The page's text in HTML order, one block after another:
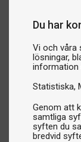
Du har
Vi och våra
lösningar,
information
Statistiska
Genom att
samtliga
syften du
bredvid